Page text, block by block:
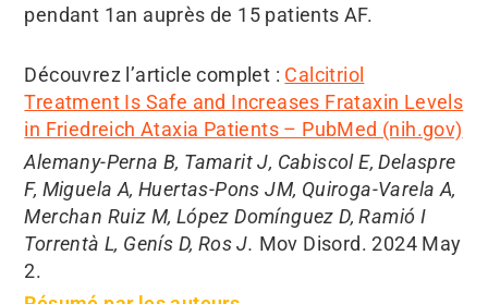
pendant 1an auprès de 15 patients AF.
Découvrez l’article complet : Calcitriol
Treatment Is Safe and Increases Frataxin Levels
in Friedreich Ataxia Patients – PubMed (nih.gov)
Alemany-Perna B, Tamarit J, Cabiscol E, Delaspre
F, Miguela A, Huertas-Pons JM, Quiroga-Varela A,
Merchan Ruiz M, López Domínguez D, Ramió I
Torrentà L, Genís D, Ros J. Mov Disord. 2024 May
2.